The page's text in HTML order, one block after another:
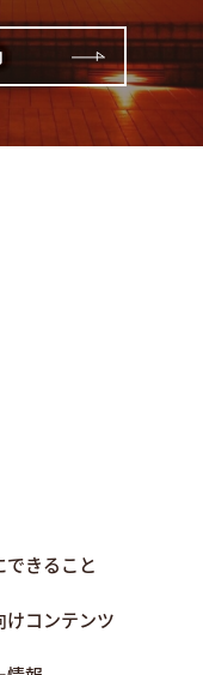
できること
けコンテンツ